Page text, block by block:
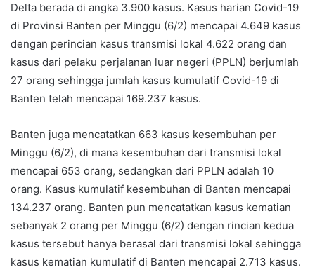
Delta berada di angka 3.900 kasus. Kasus harian Covid-19
di Provinsi Banten per Minggu (6/2) mencapai 4.649 kasus
dengan perincian kasus transmisi lokal 4.622 orang dan
kasus dari pelaku perjalanan luar negeri (PPLN) berjumlah
27 orang sehingga jumlah kasus kumulatif Covid-19 di
Banten telah mencapai 169.237 kasus.
Banten juga mencatatkan 663 kasus kesembuhan per
Minggu (6/2), di mana kesembuhan dari transmisi lokal
mencapai 653 orang, sedangkan dari PPLN adalah 10
orang. Kasus kumulatif kesembuhan di Banten mencapai
134.237 orang. Banten pun mencatatkan kasus kematian
sebanyak 2 orang per Minggu (6/2) dengan rincian kedua
kasus tersebut hanya berasal dari transmisi lokal sehingga
kasus kematian kumulatif di Banten mencapai 2.713 kasus.